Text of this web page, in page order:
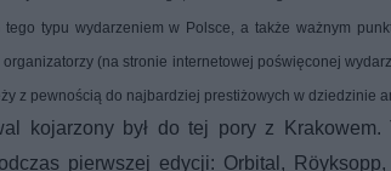
tego typu wydarzeniem w Polsce, a także ważnym
organizatorzy (na stronie internetowej poświęconej
z pewnością do najbardziej prestiżowych w dziedzinie
kojarzony był do tej pory z
pierwszej edycji: Orbital,